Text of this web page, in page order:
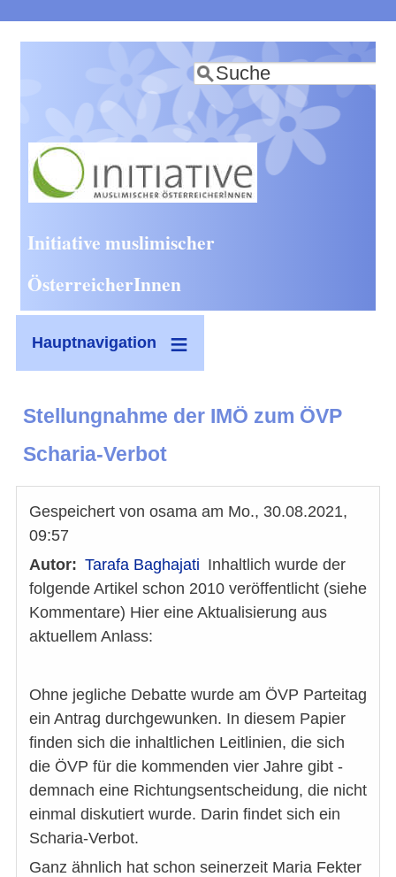
zum
Inhalt
Suche
Initiative muslimischer
ÖsterreicherInnen
Hauptnavigation
Stellungnahme der IMÖ zum ÖVP
Scharia-Verbot
Gespeichert von osama am Mo., 30.08.2021,
09:57
Autor
Tarafa Baghajati Inhaltlich wurde der
folgende Artikel schon 2010 veröffentlicht (siehe
Kommentare) Hier eine Aktualisierung aus
aktuellem Anlass:
Ohne jegliche Debatte wurde am ÖVP Parteitag
ein Antrag durchgewunken. In diesem Papier
finden sich die inhaltlichen Leitlinien, die sich
die ÖVP für die kommenden vier Jahre gibt -
demnach eine Richtungsentscheidung, die nicht
einmal diskutiert wurde. Darin findet sich ein
Scharia-Verbot.
Ganz ähnlich hat schon seinerzeit Maria Fekter